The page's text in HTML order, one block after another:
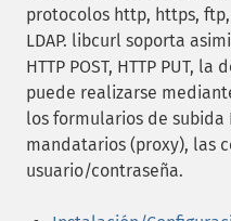
protocolos http, https,
LDAP. libcurl soporta
HTTP POST, HTTP PUT,
puede realizarse
los formularios de subida
mandatarios (proxy), las
usuario/contraseña.